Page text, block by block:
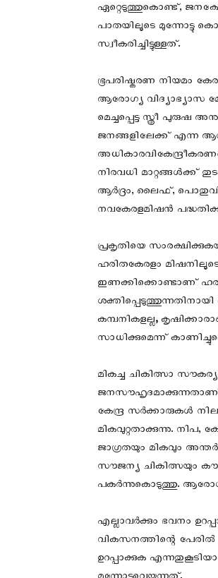
ഏറ്റെടുത്തുകൊണ്ട്,
പാതയിലൂടെ മുന്നോട്ടു
സ്വീകരിച്ചിട്ടുള്ളത്.
ഭൂപരിഷ്കരണ നിയമം
ആരോഗ്യ വിദ്യാഭ്യാസ
മെച്ചപ്പെട്ട സ്ത്രീ പുരുഷ
ജനങ്ങളിലേക്ക് എന്ന
നിരവധി മാറ്റങ്ങൾക്ക്
ആര്‍ദ്രം, ലൈഫ്,
നവകേരളമിഷന്‍
പ്രകൃതിയെ
ഹരിതകേരളം
ഇണക്കിക്കൊണ്ടാണ്
കമ്പനികളല്ല,
സാധിക്കുമെന്ന്
മികച്ച ചികിത്സാ
ജനസൗഹൃദമാക്കുന്നതാണ്
കേന്ദ്ര സർക്കാരുകൾ
മികവുറ്റതാക്കുന്നു. നിപ,
ജാഗ്രതയും മികവും
സൗജന്യ ചികിത്സയും
പകർന്നുകൊടുത്തു.
എല്ലാവർക്കും ഭവനം
വികസനത്തിന്റെ
ഉറപ്പാക്കുക